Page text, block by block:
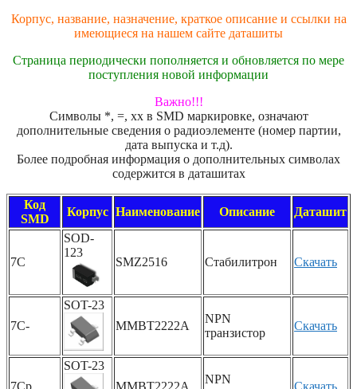
Корпус, название, назначение, краткое описание и ссылки на
имеющиеся на нашем сайте даташиты
Страница периодически пополняется и обновляется по мере
поступления новой информации
Важно!!!
Символы *, =, xx в SMD маркировке, означают
дополнительные сведения о радиоэлементе (номер партии,
дата выпуска и т.д).
Более подробная информация о дополнительных символах
содержится в даташитах
Код
SMD
Корпус Наименование Описание Даташит
7C
SOD-
123
SMZ2516 Стабилитрон Скачать
7C-
SOT-23
MMBT2222A
NPN
транзистор
Скачать
SOT-23
NPN